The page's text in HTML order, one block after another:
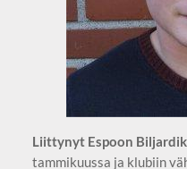
Liittynyt Espoon
tammikuussa ja klubiin